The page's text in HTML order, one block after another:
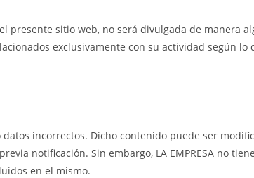
sitio web, no será divulgada de manera
exclusivamente con su actividad según
incorrectos. Dicho contenido puede ser
notificación. Sin embargo, LA EMPRESA no
en el mismo.